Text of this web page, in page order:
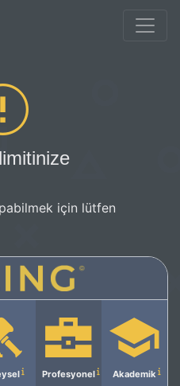
için lütfen
Profesyonel Akademik